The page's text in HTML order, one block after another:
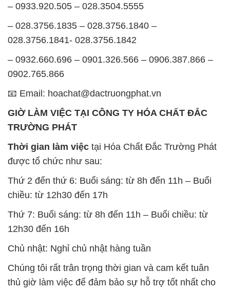
– 0933.920.505 – 028.3504.5555
– 028.3756.1835 – 028.3756.1840 –
028.3756.1841- 028.3756.1842
– 0932.660.696 – 0901.326.566 – 0906.387.866 –
0902.765.866
📧 Email: hoachat@dactruongphat.vn
GIỜ LÀM VIỆC TẠI CÔNG TY HÓA CHẤT ĐẮC
TRƯỜNG PHÁT
Thời gian làm việc tại Hóa Chất Đắc Trường Phát
được tổ chức như sau:
Thứ 2 đến thứ 6: Buổi sáng: từ 8h đến 11h – Buổi
chiều: từ 12h30 đến 17h
Thứ 7: Buổi sáng: từ 8h đến 11h – Buổi chiều: từ
12h30 đến 16h
Chủ nhật: Nghỉ chủ nhật hàng tuần
Chúng tôi rất trân trọng thời gian và cam kết tuân
thủ giờ làm việc để đảm bảo sự hỗ trợ tốt nhất cho